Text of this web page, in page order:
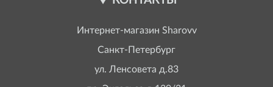
Интернет-магазин Sharovv
Санкт-Петербург
ул. Ленсовета д.83